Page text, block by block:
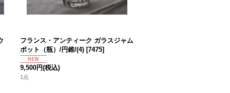
フランス・アンティーク ガラスジャム
ポット（瓶）/円錐/(4) [7475]
9,500円(税込)
1点